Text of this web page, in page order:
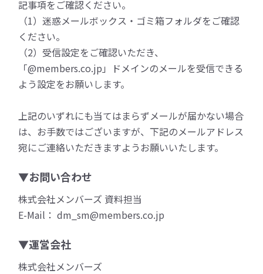
記事項をご確認ください。
（1）迷惑メールボックス・ゴミ箱フォルダをご確認
ください。
（2）受信設定をご確認いただき、
「@members.co.jp」ドメインのメールを受信できる
よう設定をお願いします。
上記のいずれにも当てはまらずメールが届かない場合
は、お手数ではございますが、下記のメールアドレス
宛にご連絡いただきますようお願いいたします。
▼お問い合わせ
株式会社メンバーズ 資料担当
E-Mail： dm_sm@members.co.jp
▼運営会社
株式会社メンバーズ